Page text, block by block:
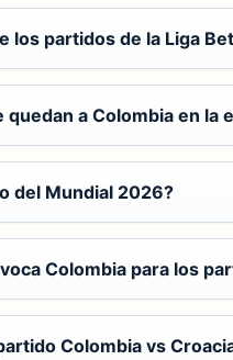
los partidos de la Liga
quedan a Colombia en la
del Mundial 2026?
Colombia para los
Colombia vs